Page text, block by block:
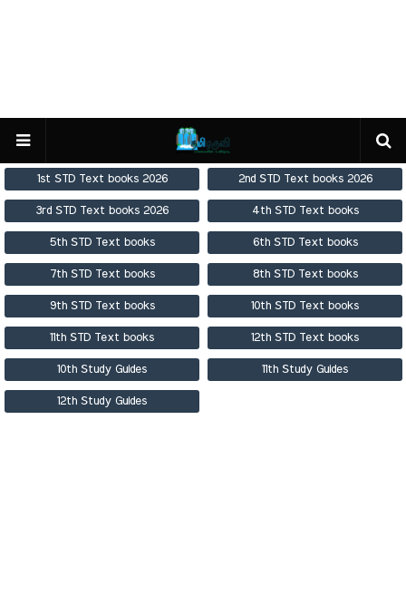
1st STD Text books 2026 2nd STD Text books 2026
3rd STD Text books 2026 4th STD Text books
5th STD Text books 6th STD Text books
7th STD Text books 8th STD Text books
9th STD Text books 10th STD Text books
11th STD Text books 12th STD Text books
10th Study Guides 11th Study Guides
12th Study Guides